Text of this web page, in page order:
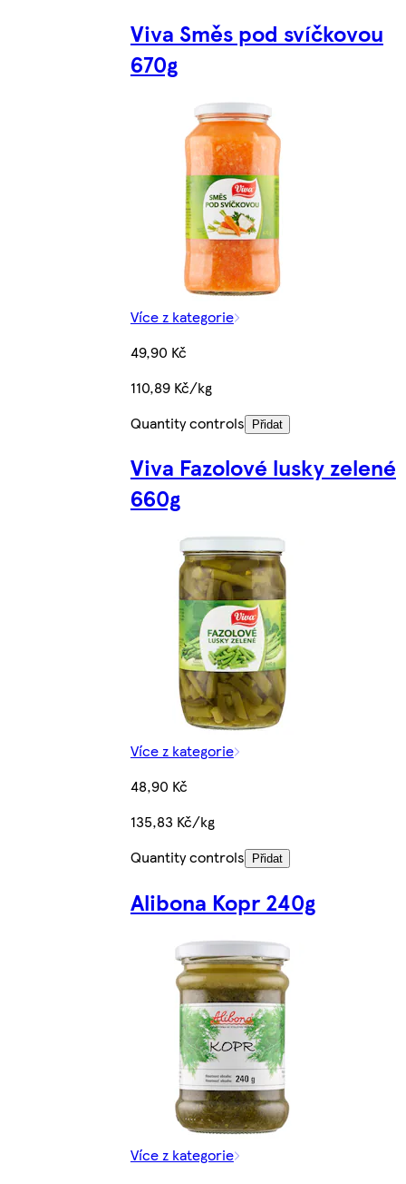
Viva Směs pod svíčkovou
670g
Více z kategorie
49,90 Kč
110,89 Kč/kg
Quantity controls
Přidat
Viva Fazolové lusky zelené
660g
Více z kategorie
48,90 Kč
135,83 Kč/kg
Quantity controls
Přidat
Alibona Kopr 240g
Více z kategorie